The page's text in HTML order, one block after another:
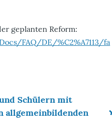
geplanten Reform:
FAQ/DE/%C2%A7113/fa
Schülern mit